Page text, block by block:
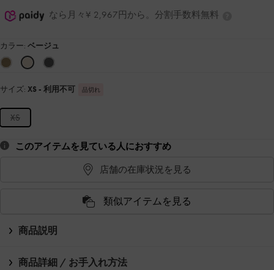
なら月々¥ 2,967円から。分割手数料無料
カラー: ベージュ
サイズ: XS - 利用不可 品切れ
XS
このアイテムを見ている人におすすめ
店舗の在庫状況を見る
類似アイテムを見る
商品説明
商品詳細 / お手入れ方法